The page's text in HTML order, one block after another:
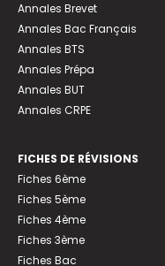
Annales Brevet
Annales Bac Français
Annales BTS
Annales Prépa
Annales BUT
Annales CRPE
FICHES DE RÉVISIONS
Fiches 6ème
Fiches 5ème
Fiches 4ème
Fiches 3ème
Fiches Bac